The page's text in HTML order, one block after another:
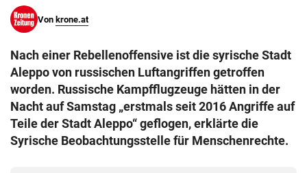
Von krone.at
Nach einer Rebellenoffensive ist die syrische Stadt
Aleppo von russischen Luftangriffen getroffen
worden. Russische Kampfflugzeuge hätten in der
Nacht auf Samstag „erstmals seit 2016 Angriffe auf
Teile der Stadt Aleppo“ geflogen, erklärte die
Syrische Beobachtungsstelle für Menschenrechte.